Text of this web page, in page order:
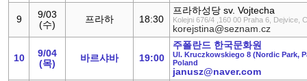
9
9/03
(수)
프라하 18:30
프라하성당 sv. Vojtecha
Kolejni 676/4 ,160 00 Praha 6, Dejvice,
korejstina@seznam.cz
10
9/04
(목)
바르샤바 19:00
주폴란드 한국문화원
Ul. Kruczkowskiego 8 (Nordic Park,
Poland
janusz@naver.com